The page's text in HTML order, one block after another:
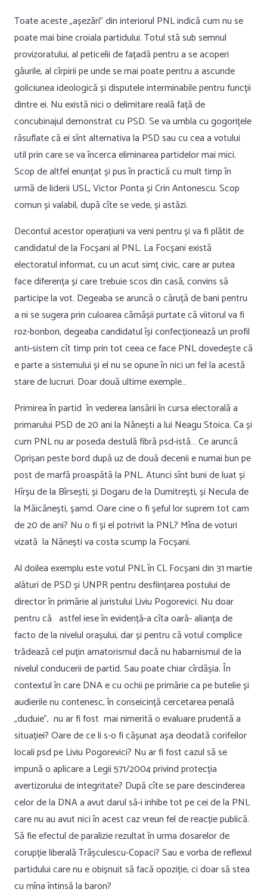
Toate aceste „așezări” din interiorul PNL indică cum nu se
poate mai bine croiala partidului. Totul stă sub semnul
provizoratului, al peticelii de fațadă pentru a se acoperi
găurile, al cîrpirii pe unde se mai poate pentru a ascunde
goliciunea ideologică și disputele interminabile pentru funcții
dintre ei. Nu există nici o delimitare reală față de
concubinajul demonstrat cu PSD. Se va umbla cu gogorițele
răsuflate că ei sînt alternativa la PSD sau cu cea a votului
util prin care se va încerca eliminarea partidelor mai mici.
Scop de altfel enunțat și pus în practică cu mult timp în
urmă de liderii USL, Victor Ponta și Crin Antonescu. Scop
comun și valabil, după cîte se vede, și astăzi.
Decontul acestor operațiuni va veni pentru și va fi plătit de
candidatul de la Focșani al PNL. La Focșani există
electoratul informat, cu un acut simț civic, care ar putea
face diferența și care trebuie scos din casă, convins să
participe la vot. Degeaba se aruncă o căruță de bani pentru
a ni se sugera prin culoarea cămășii purtate că viitorul va fi
roz-bonbon, degeaba candidatul își confecționează un profil
anti-sistem cît timp prin tot ceea ce face PNL dovedește că
e parte a sistemului și el nu se opune în nici un fel la acestă
stare de lucruri. Doar două ultime exemple…
Primirea în partid în vederea lansării în cursa electorală a
primarului PSD de 20 ani la Nănești a lui Neagu Stoica. Ca și
cum PNL nu ar poseda destulă fibră psd-istă… Ce aruncă
Oprișan peste bord după uz de două decenii e numai bun pe
post de marfă proaspătă la PNL. Atunci sînt buni de luat și
Hîrșu de la Bîrsești, și Dogaru de la Dumitrești, și Necula de
la Măicănești, șamd. Oare cine o fi șeful lor suprem tot cam
de 20 de ani? Nu o fi și el potrivit la PNL? Mîna de voturi
vizată la Nănești va costa scump la Focșani.
Al doilea exemplu este votul PNL în CL Focșani din 31 martie
alături de PSD și UNPR pentru desființarea postului de
director în primărie al juristului Liviu Pogorevici. Nu doar
pentru că astfel iese în evidență-a cîta oară- alianța de
facto de la nivelul orașului, dar și pentru că votul complice
trădează cel puțin amatorismul dacă nu habarnismul de la
nivelul conducerii de partid. Sau poate chiar cîrdășia. În
contextul în care DNA e cu ochii pe primărie ca pe butelie și
audierile nu contenesc, în conseicință cercetarea penală
„duduie”, nu ar fi fost mai nimerită o evaluare prudentă a
situației? Oare de ce li s-o fi cășunat așa deodată corifeilor
locali psd pe Liviu Pogorevici? Nu ar fi fost cazul să se
impună o aplicare a Legii 571/2004 privind protecția
avertizorului de integritate? După cîte se pare descinderea
celor de la DNA a avut darul să-i inhibe tot pe cei de la PNL
care nu au avut nici în acest caz vreun fel de reacție publică.
Să fie efectul de paralizie rezultat în urma dosarelor de
corupție liberală Trășculescu-Copaci? Sau e vorba de reflexul
partidului care nu e obișnuit să facă opoziție, ci doar să stea
cu mîna întinsă la baron?